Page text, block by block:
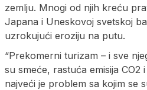
zemlju. Mnogi od njih kreću
Japana i Uneskovoj svetskoj
uzrokujući eroziju na putu.
“Prekomerni turizam – i sve
su smeće, rastuća emisija CO2
najveći je problem sa kojim se